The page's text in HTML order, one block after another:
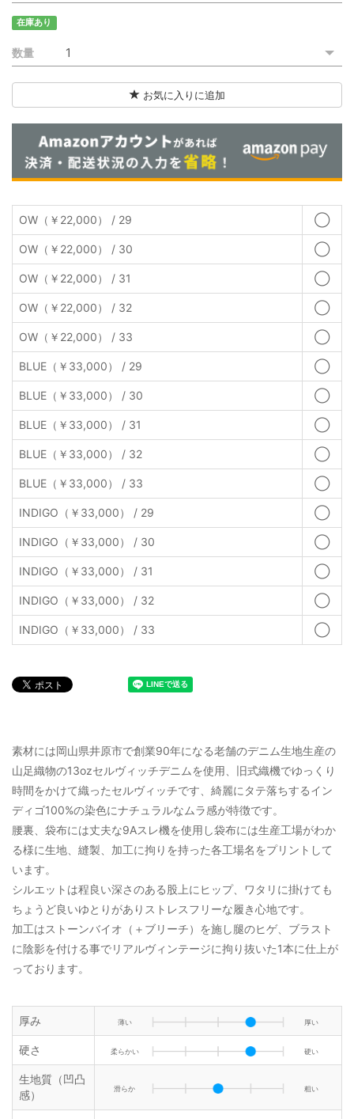
在庫あり
数量
お気に入りに追加
OW（￥22,000） / 29 ◯
OW（￥22,000） / 30 ◯
OW（￥22,000） / 31 ◯
OW（￥22,000） / 32 ◯
OW（￥22,000） / 33 ◯
BLUE（￥33,000） / 29 ◯
BLUE（￥33,000） / 30 ◯
BLUE（￥33,000） / 31 ◯
BLUE（￥33,000） / 32 ◯
BLUE（￥33,000） / 33 ◯
INDIGO（￥33,000） / 29 ◯
INDIGO（￥33,000） / 30 ◯
INDIGO（￥33,000） / 31 ◯
INDIGO（￥33,000） / 32 ◯
INDIGO（￥33,000） / 33 ◯
素材には岡山県井原市で創業90年になる老舗のデニム生地生産の
山足織物の13ozセルヴィッチデニムを使用、旧式織機でゆっくり
時間をかけて織ったセルヴィッチです、綺麗にタテ落ちするイン
ディゴ100%の染色にナチュラルなムラ感が特徴です。
腰裏、袋布には丈夫な9Aスレ機を使用し袋布には生産工場がわか
る様に生地、縫製、加工に拘りを持った各工場名をプリントして
います。
シルエットは程良い深さのある股上にヒップ、ワタリに掛けても
ちょうど良いゆとりがありストレスフリーな履き心地です。
加工はストーンバイオ（＋ブリーチ）を施し腿のヒゲ、ブラスト
に陰影を付ける事でリアルヴィンテージに拘り抜いた1本に仕上が
っております。
厚み 薄い 厚い
硬さ 柔らかい 硬い
生地質（凹凸
感）
滑らか 粗い